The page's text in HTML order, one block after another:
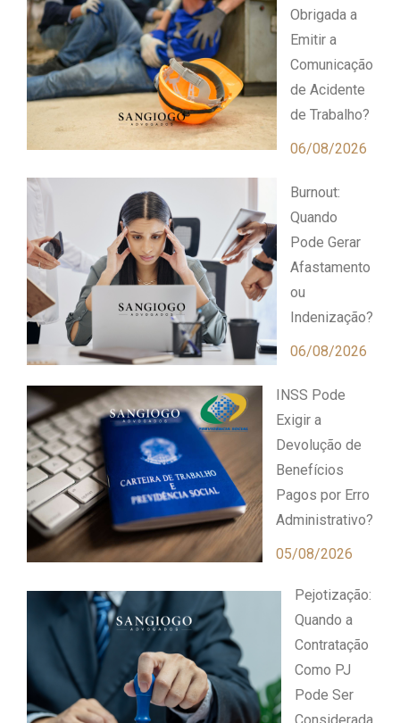
Obrigada a
Emitir a
Comunicação
de Acidente
de Trabalho?
06/08/2026
Burnout:
Quando
Pode Gerar
Afastamento
ou
Indenização?
06/08/2026
INSS Pode
Exigir a
Devolução de
Benefícios
Pagos por Erro
Administrativo?
05/08/2026
Pejotização:
Quando a
Contratação
Como PJ
Pode Ser